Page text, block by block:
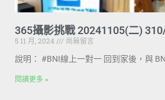
365攝影挑戰 20241105(二)
5 11 月, 2024
尚無留言
說明： #BNI線上一對一 回到家後，與
閱讀更多 »